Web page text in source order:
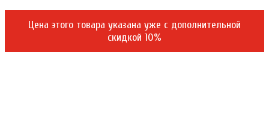
Цена этого товара указана уже c дополнительной
скидкой 10%